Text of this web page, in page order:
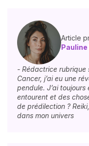
Article
- Rédactrice rubrique
Cancer, j’ai eu une
pendule. J’ai
entourent et des
de prédilection ?
dans mon univers